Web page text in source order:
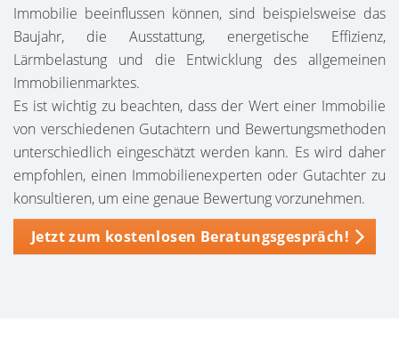
Immobilie beeinflussen können, sind beispielsweise das
Baujahr, die Ausstattung, energetische Effizienz,
Lärmbelastung und die Entwicklung des allgemeinen
Immobilienmarktes.
Es ist wichtig zu beachten, dass der Wert einer Immobilie
von verschiedenen Gutachtern und Bewertungsmethoden
unterschiedlich eingeschätzt werden kann. Es wird daher
empfohlen, einen Immobilienexperten oder Gutachter zu
konsultieren, um eine genaue Bewertung vorzunehmen.
Jetzt zum kostenlosen Beratungsgespräch!